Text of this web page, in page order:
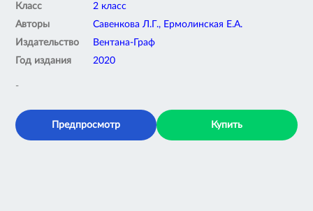
Класс
2 класс
Авторы
Савенкова Л.Г., Ермолинская Е.А.
Издательство
Вентана-Граф
Год издания
2020
-
Предпросмотр Купить